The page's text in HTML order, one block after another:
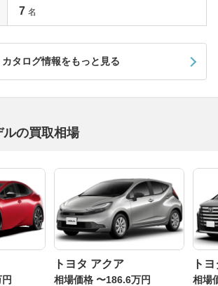
7 名
カタログ情報をもっと見る
ルの買取相場
トヨタ アクア
相場価格 〜186.6万円
ト
相場